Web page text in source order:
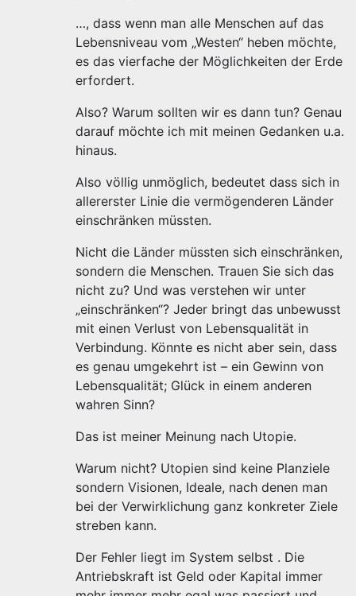
…, dass wenn man alle Menschen auf das
Lebensniveau vom „Westen“ heben möchte,
es das vierfache der Möglichkeiten der Erde
erfordert.
Also? Warum sollten wir es dann tun? Genau
darauf möchte ich mit meinen Gedanken u.a.
hinaus.
Also völlig unmöglich, bedeutet dass sich in
allererster Linie die vermögenderen Länder
einschränken müssten.
Nicht die Länder müssten sich einschränken,
sondern die Menschen. Trauen Sie sich das
nicht zu? Und was verstehen wir unter
„einschränken“? Jeder bringt das unbewusst
mit einen Verlust von Lebensqualität in
Verbindung. Könnte es nicht aber sein, dass
es genau umgekehrt ist – ein Gewinn von
Lebensqualität; Glück in einem anderen
wahren Sinn?
Das ist meiner Meinung nach Utopie.
Warum nicht? Utopien sind keine Planziele
sondern Visionen, Ideale, nach denen man
bei der Verwirklichung ganz konkreter Ziele
streben kann.
Der Fehler liegt im System selbst . Die
Antriebskraft ist Geld oder Kapital immer